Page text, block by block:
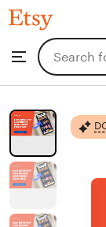
DOMINO
BEKASI
Browse
Search
for
items
shops